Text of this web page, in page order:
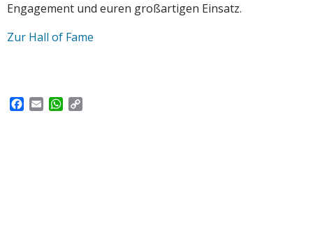
Engagement und euren großartigen Einsatz.
Zur Hall of Fame
Facebook
EmailWhatsApp